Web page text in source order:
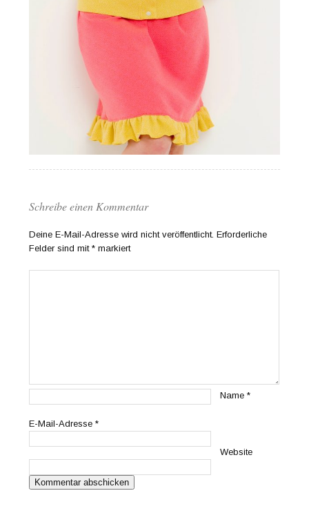
Schreibe einen Kommentar
Deine E-Mail-Adresse wird nicht veröffentlicht. Erforderliche
Felder sind mit* markiert
Name*
E-Mail-Adresse*
Website